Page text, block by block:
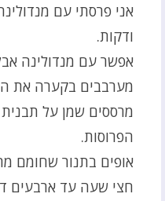
אני פרסתי עם
ודקות.
אפשר עם מנדולינה
מערבבים בקערה את
מרססים שמן על
הפרוסות.
חצי שעה עד ארבעים